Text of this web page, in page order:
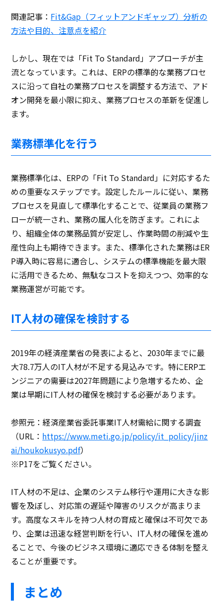
関連記事： Fit&Gap（フィットアンドギャップ）分析の
方法や目的、注意点を紹介
しかし、現在では「Fit To Standard」アプローチが主
流となっています。これは、ERPの標準的な業務プロセ
スに沿って自社の業務プロセスを調整する方法で、アド
オン開発を最小限に抑え、業務プロセスの革新を促進し
ます。
業務標準化を行う
業務標準化は、ERPの「Fit To Standard」に対応するた
めの重要なステップです。設定したルールに従い、業務
プロセスを見直して標準化することで、従業員の業務フ
ローが統一され、業務の属人化を防ぎます。これによ
り、組織全体の業務品質が安定し、作業時間の削減や生
産性向上も期待できます。また、標準化された業務はER
P導入時に容易に適合し、システムの標準機能を最大限
に活用できるため、無駄なコストを抑えつつ、効率的な
業務運営が可能です。
IT人材の確保を検討する
2019年の経済産業省の発表によると、2030年までに最
大78.7万人のIT人材が不足する見込みです。特にERPエ
ンジニアの需要は2027年問題により急増するため、企
業は早期にIT人材の確保を検討する必要があります。
参照元：経済産業省委託事業IT人材需給に関する調査
（URL： https://www.meti.go.jp/policy/it_policy/jinz
ai/houkokusyo.pdf）
※P17をご覧ください。
IT人材の不足は、企業のシステム移行や運用に大きな影
響を及ぼし、対応策の遅延や障害のリスクが高まりま
す。高度なスキルを持つ人材の育成と確保は不可欠であ
り、企業は迅速な経営判断を行い、IT人材の確保を進め
ることで、今後のビジネス環境に適応できる体制を整え
ることが重要です。
まとめ